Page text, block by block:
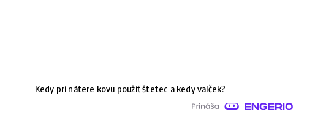
Kedy pri nátere kovu použiť štetec a kedy valček?